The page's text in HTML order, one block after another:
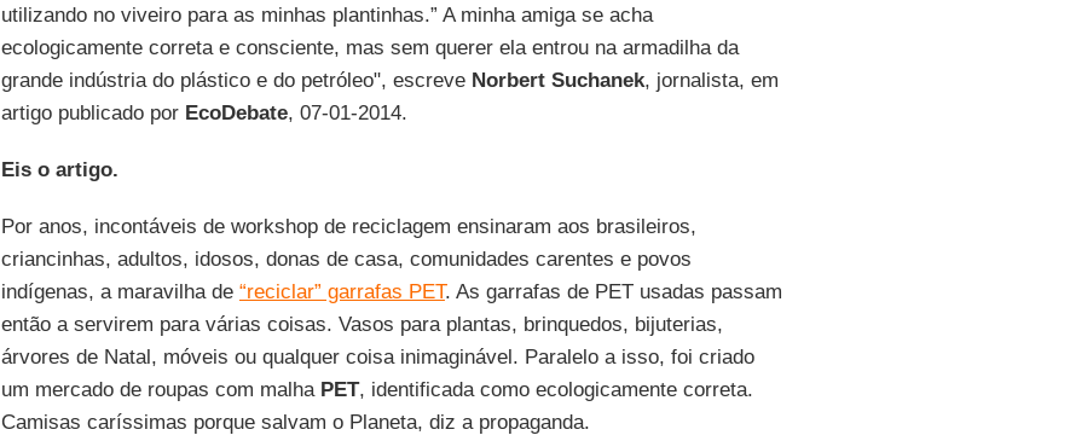
utilizando no viveiro para as minhas plantinhas.” A minha amiga se acha
ecologicamente correta e consciente, mas sem querer ela entrou na armadilha da
grande indústria do plástico e do petróleo", escreve Norbert Suchanek, jornalista, em
artigo publicado por EcoDebate, 07-01-2014.
Eis o artigo.
Por anos, incontáveis de workshop de reciclagem ensinaram aos brasileiros,
criancinhas, adultos, idosos, donas de casa, comunidades carentes e povos
indígenas, a maravilha de “reciclar” garrafas PET. As garrafas de PET usadas passam
então a servirem para várias coisas. Vasos para plantas, brinquedos, bijuterias,
árvores de Natal, móveis ou qualquer coisa inimaginável. Paralelo a isso, foi criado
um mercado de roupas com malha PET, identificada como ecologicamente correta.
Camisas caríssimas porque salvam o Planeta, diz a propaganda.